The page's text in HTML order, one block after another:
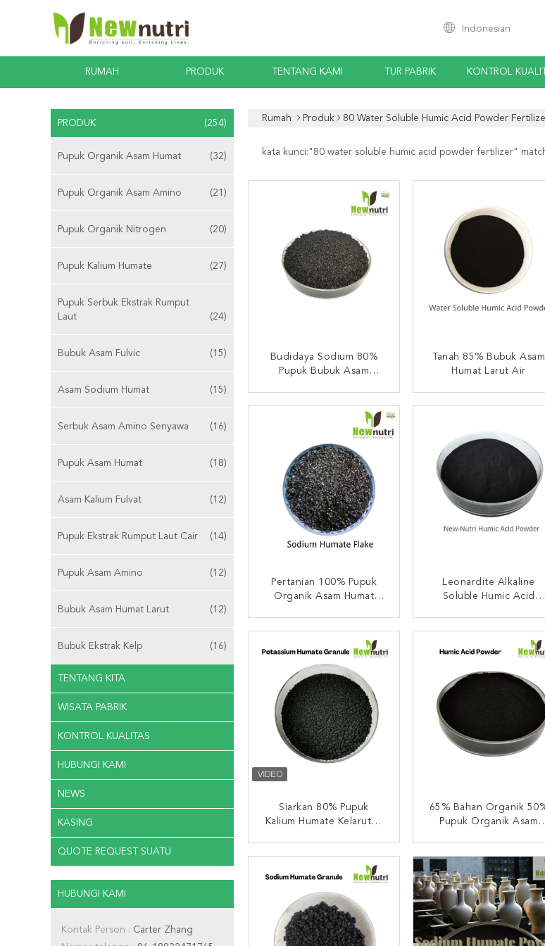
Indonesian
RUMAH PRODUK TENTANG KAMI TUR PABRIK KONTROL
PRODUK (254)
Pupuk Organik Asam Humat (32)
Pupuk Organik Asam Amino (21)
Pupuk Organik Nitrogen (20)
Pupuk Kalium Humate (27)
Pupuk Serbuk Ekstrak Rumput
Laut
(24)
Bubuk Asam Fulvic (15)
Asam Sodium Humat (15)
Serbuk Asam Amino Senyawa (16)
Pupuk Asam Humat (18)
Asam Kalium Fulvat (12)
Pupuk Ekstrak Rumput Laut Cair (14)
Pupuk Asam Amino (12)
Bubuk Asam Humat Larut (12)
Bubuk Ekstrak Kelp (16)
TENTANG KITA
WISATA PABRIK
KONTROL KUALITAS
HUBUNGI KAMI
NEWS
KASING
QUOTE REQUEST SUATU
HUBUNGI KAMI
Kontak Person : Carter Zhang
Rumah Produk 80 Water Soluble Humic Acid Powder
kata kunci:" 80 water soluble humic acid powder fertilizer"
Budidaya Sodium 80%
Pupuk Bubuk Asam
HUBUNGI SEKARANG
Tanah 85% Bubuk Asam
Humat Larut Air
HUBUNGI SEKARANG
Pertanian 100% Pupuk
Organik Asam Humat
HUBUNGI SEKARANG
Leonardite Alkaline
Soluble Humic Acid
HUBUNGI SEKARANG
Siarkan 80% Pupuk
Kalium Humate Kelarutan
HUBUNGI SEKARANG
65% Bahan Organik
Pupuk Organik Asam
HUBUNGI SEKARANG